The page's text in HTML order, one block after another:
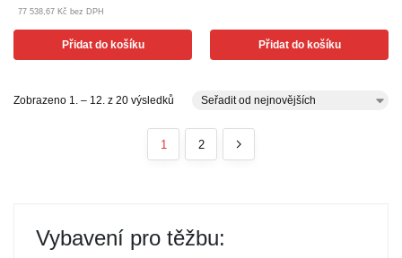
77 538,67 Kč bez DPH
Přidat do košíku Přidat do košíku
Zobrazeno 1. – 12. z 20 výsledků
1 2
Vybavení pro těžbu: